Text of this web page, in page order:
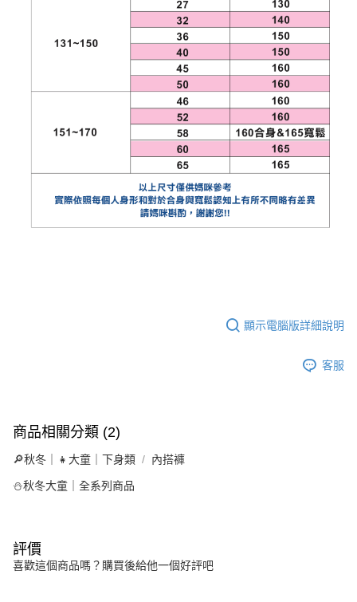
顯示電腦版詳細說明
客服
商品相關分類 (2)
🔎秋冬｜👧大童｜下身類 內搭褲
⛄秋冬大童｜全系列商品
評價
喜歡這個商品嗎？購買後給他一個好評吧